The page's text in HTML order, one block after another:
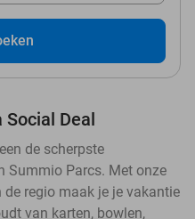
Social Deal
de scherpste
Summio Parcs. Met onze
regio maak je je vakantie
van karten, bowlen,